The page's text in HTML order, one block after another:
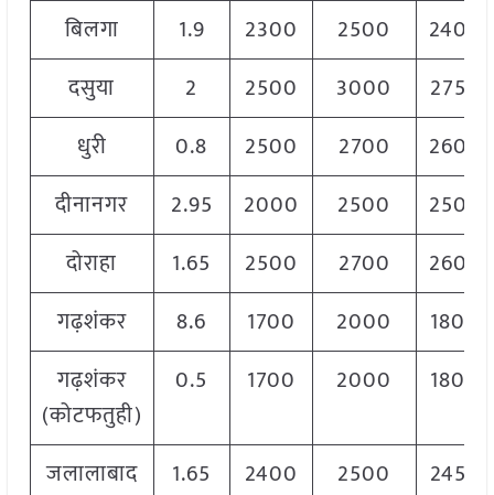
बिलगा
1.9 2300 2500
2400
दसुया
2 2500 3000
2750
धुरी
0.8 2500 2700
2600
दीनानगर
2.95 2000 2500
2500
दोराहा
1.65 2500 2700
2600
गढ़शंकर
8.6 1700 2000
1800
गढ़शंकर
(कोटफतुही)
0.5 1700 2000 1800
जलालाबाद 1.65 2400 2500
2450